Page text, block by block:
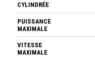
CYLINDRÉE
PUISSANCE
MAXIMALE
VITESSE
MAXIMALE